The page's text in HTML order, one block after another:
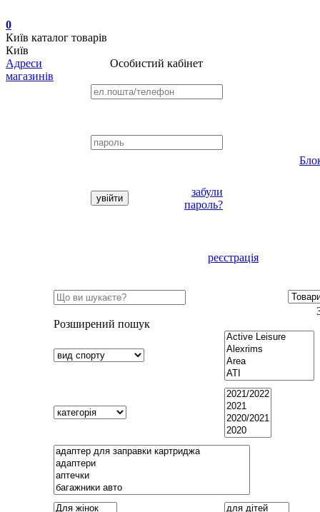
0
Київ каталог товарів
Київ
Адреси
магазинів
Особистий кабінет
забули
пароль?
реєстрація
Розширений пошук